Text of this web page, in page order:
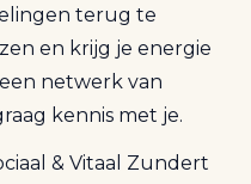
terug te
en krijg je energie
netwerk van
kennis met je.
& Vitaal Zundert